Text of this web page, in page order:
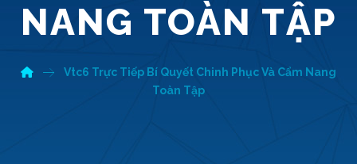
NANG TOÀN TẬP
Vtc6 Trực Tiếp Bí Quyết Chinh Phục Và Cẩm Nang
Toàn Tập